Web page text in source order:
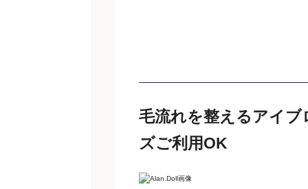
毛流れを整えるアイ
ズご利用OK